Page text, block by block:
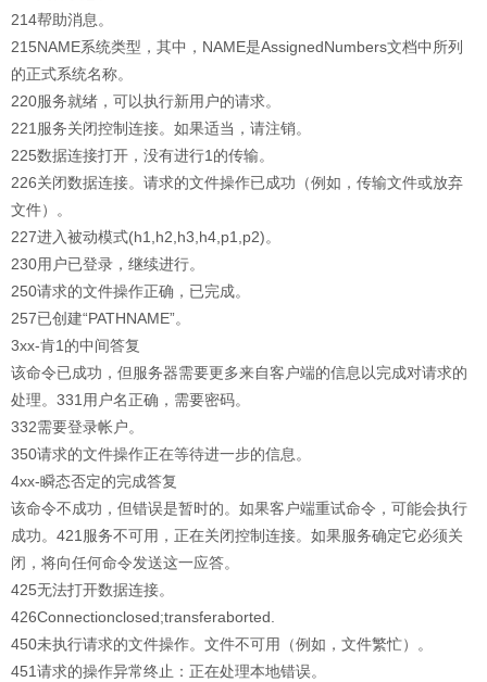
214帮助消息。
215NAME系统类型，其中，NAME是AssignedNumbers文档中所列
的正式系统名称。
220服务就绪，可以执行新用户的请求。
221服务关闭控制连接。如果适当，请注销。
225数据连接打开，没有进行1的传输。
226关闭数据连接。请求的文件操作已成功（例如，传输文件或放弃
文件）。
227进入被动模式(h1,h2,h3,h4,p1,p2)。
230用户已登录，继续进行。
250请求的文件操作正确，已完成。
257已创建“PATHNAME”。
3xx-肯1的中间答复
该命令已成功，但服务器需要更多来自客户端的信息以完成对请求的
处理。331用户名正确，需要密码。
332需要登录帐户。
350请求的文件操作正在等待进一步的信息。
4xx-瞬态否定的完成答复
该命令不成功，但错误是暂时的。如果客户端重试命令，可能会执行
成功。421服务不可用，正在关闭控制连接。如果服务确定它必须关
闭，将向任何命令发送这一应答。
425无法打开数据连接。
426Connectionclosed;transferaborted.
450未执行请求的文件操作。文件不可用（例如，文件繁忙）。
451请求的操作异常终止：正在处理本地错误。